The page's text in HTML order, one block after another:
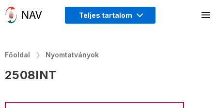
Teljes tartalom
Főoldal Nyomtatványok
2508INT